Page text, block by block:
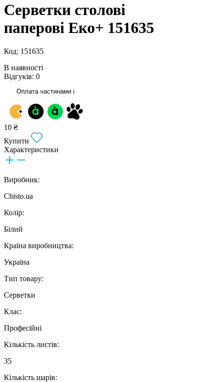
Серветки столові
паперові Еко+ 151635
Код: 151635
В наявності
Відгуків: 0
Оплата частинами i
10 ₴
Купити
Характеристики
Виробник:
Chisto.ua
Колір:
Білий
Країна виробництва:
Україна
Тип товару:
Серветки
Клас:
Професійні
Кількість листів:
35
Кількість шарів: